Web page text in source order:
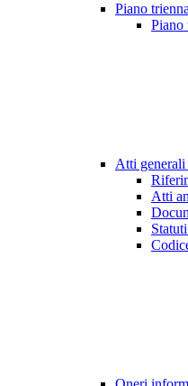
Piano
Piano
Atti generali
Atti